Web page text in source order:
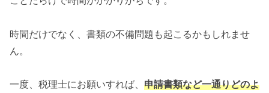
時間だけでなく、書類の不備問題も起こるかもしれませ
ん。
一度、税理士にお願いすれば、 申請書類など一通りどのよ